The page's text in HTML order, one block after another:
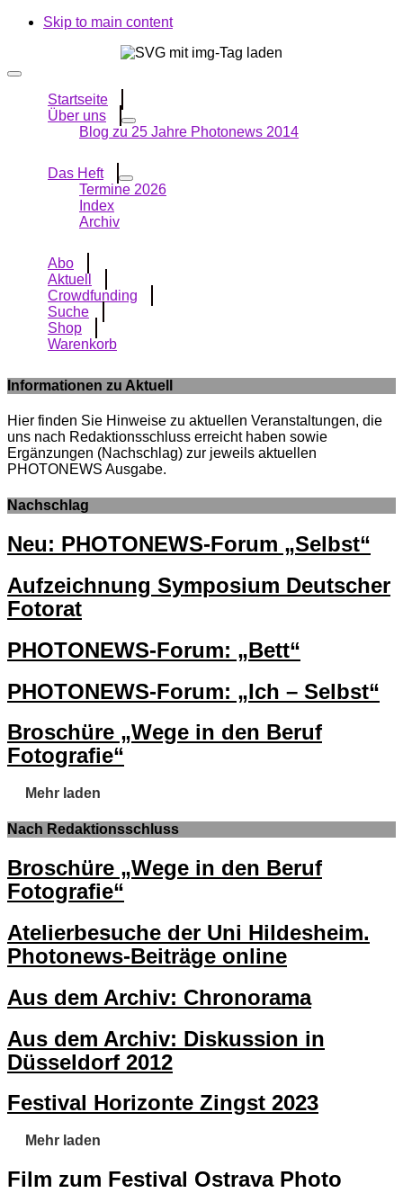
Skip to main content
Startseite
Über uns
Blog zu 25 Jahre Photonews 2014
Das Heft
Termine 2026
Index
Archiv
Abo
Aktuell
Crowdfunding
Suche
Shop
Warenkorb
Informationen zu Aktuell
Hier finden Sie Hinweise zu aktuellen Veranstaltungen, die
uns nach Redaktionsschluss erreicht haben sowie
Ergänzungen (Nachschlag) zur jeweils aktuellen
PHOTONEWS Ausgabe.
Nachschlag
Neu: PHOTONEWS-Forum „Selbst“
Aufzeichnung Symposium Deutscher
Fotorat
PHOTONEWS-Forum: „Bett“
PHOTONEWS-Forum: „Ich – Selbst“
Broschüre „Wege in den Beruf
Fotografie“
Mehr laden
Nach Redaktionsschluss
Broschüre „Wege in den Beruf
Fotografie“
Atelierbesuche der Uni Hildesheim.
Photonews-Beiträge online
Aus dem Archiv: Chronorama
Aus dem Archiv: Diskussion in
Düsseldorf 2012
Festival Horizonte Zingst 2023
Mehr laden
Film zum Festival Ostrava Photo